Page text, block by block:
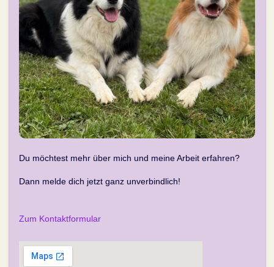
Du möchtest mehr über mich und meine Arbeit erfahren?
Dann melde dich jetzt ganz unverbindlich!
Zum Kontaktformular